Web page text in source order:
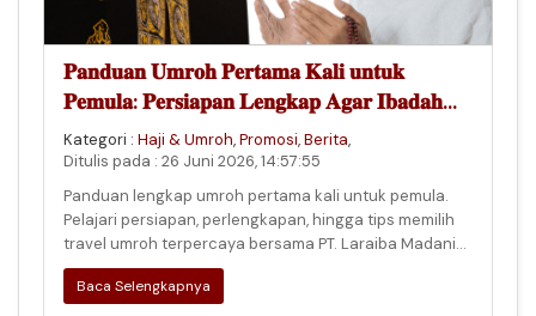
𝐏𝐚𝐧𝐝𝐮𝐚𝐧 𝐔𝐦𝐫𝐨𝐡 𝐏𝐞𝐫𝐭𝐚𝐦𝐚 𝐊𝐚𝐥𝐢 𝐮𝐧𝐭𝐮𝐤
𝐏𝐞𝐦𝐮𝐥𝐚: 𝐏𝐞𝐫𝐬𝐢𝐚𝐩𝐚𝐧 𝐋𝐞𝐧𝐠𝐤𝐚𝐩 𝐀𝐠𝐚𝐫 𝐈𝐛𝐚𝐝𝐚𝐡
𝐋𝐞𝐛𝐢𝐡 𝐓𝐞𝐧𝐚𝐧𝐠 𝐝𝐚𝐧 𝐊𝐡𝐮𝐬𝐲𝐮𝐤
Kategori : Haji & Umroh,Promosi,Berita,
Ditulis pada : 26 Juni 2026, 14:57:55
Panduan lengkap umroh pertama kali untuk pemula.
Pelajari persiapan, perlengkapan, hingga tips memilih
travel umroh terpercaya bersama PT. Laraiba Madania
Wisata.
Baca Selengkapnya